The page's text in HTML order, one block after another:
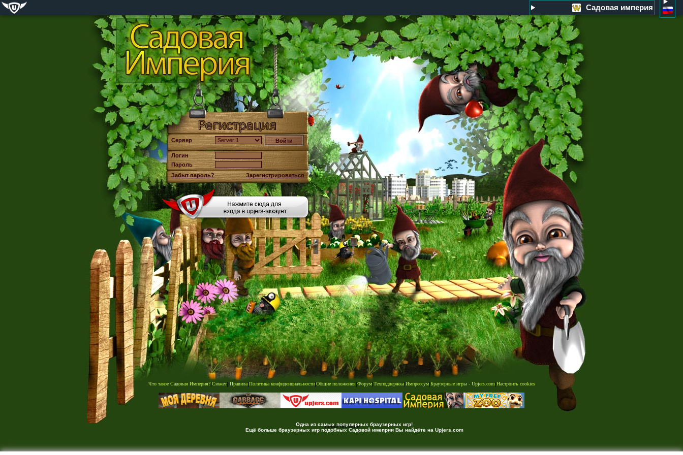
Одна из самых популярных браузерных игр!
Ещё больше браузерных игр подобных Садовой имеприи Вы найдёте на Upjers.com
Сервер
Логин
Пароль
Забыт пароль?
Зарегистрироваться
Узнай больше
Что такое Садовая Империя?|Сюжет||Правила|Политика конфиденциальности|Общие положения|Форум|Техподдержка|Импрессум|Браузерные игры - Upjers.com|Настроить cookies
Садовая империя